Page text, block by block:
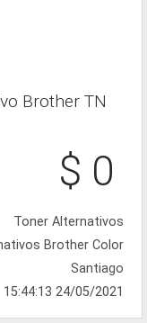
Brother TN
$ 0
Toner Alternativos
Brother Color
Santiago
15:44:13 24/05/2021